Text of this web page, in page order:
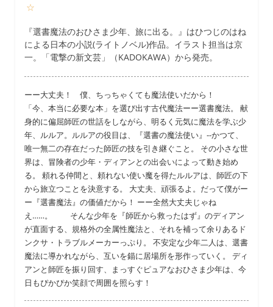
☆
『選書魔法のおひさま少年、旅に出る。』はひつじのはね
による日本の小説(ライトノベル)作品。イラスト担当は京
一。「電撃の新文芸」（KADOKAWA）から発売。
ーー大丈夫！ 僕、ちっちゃくても魔法使いだから！
「今、本当に必要な本」を選び出す古代魔法ーー選書魔法。 献
身的に偏屈師匠の世話をしながら、明るく元気に魔法を学ぶ少
年、ルルア。ルルアの役目は、『選書の魔法使い』--かつて、
唯一無二の存在だった師匠の技を引き継ぐこと。 その小さな世
界は、冒険者の少年・ディアンとの出会いによって動き始め
る。 頼れる仲間と、頼れない使い魔を得たルルアは、師匠の下
から旅立つことを決意する。 大丈夫、頑張るよ。だって僕がー
ー『選書魔法』の価値だから！ ーー全然大丈夫じゃね
え……。 そんな少年を『師匠から救ったはず』のディアン
が直面する、規格外の全属性魔法と、それを補って余りあるド
ンクサ・トラブルメーカーっぷり。 不安定な少年二人は、選書
魔法に導かれながら、互いを錨に居場所を形作っていく。 ディ
アンと師匠を振り回す、まっすぐピュアなおひさま少年は、今
日もぴかぴか笑顔で周囲を照らす！